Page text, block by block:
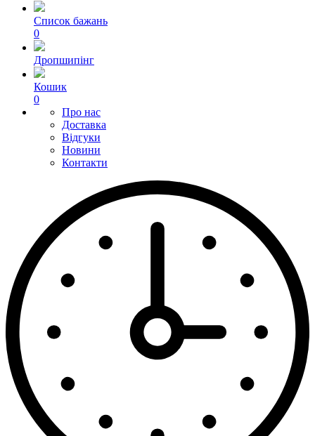
Список бажань
0
Дропшипінг
Кошик
0
Про нас
Доставка
Відгуки
Новини
Контакти